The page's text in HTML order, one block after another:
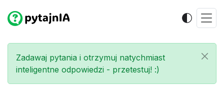
Zadawaj pytania i otrzymuj natychmiast
inteligentne odpowiedzi - przetestuj! :)